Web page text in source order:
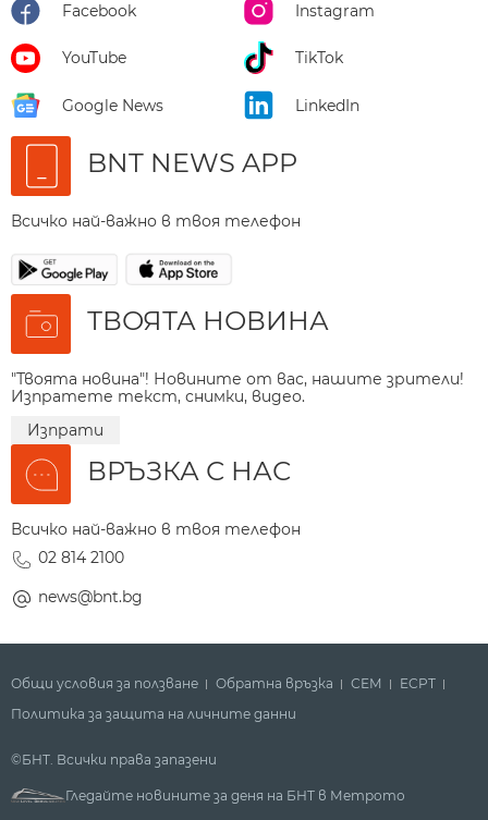
Facebook Instagram
YouTube TikTok
Google News LinkedIn
BNT NEWS APP
Всичко най-важно в твоя телефон
ТВОЯТА НОВИНА
"Твоята новина"! Новините от вас, нашите зрители!
Изпратете текст, снимки, видео.
Изпрати
ВРЪЗКА С НАС
Всичко най-важно в твоя телефон
02 814 2100
news@bnt.bg
Общи условия за ползване Обратна връзка СЕМ
ECPT
Политика за защита на личните данни
©БНТ. Всички права запазени
Гледайте новините за деня на БНТ в Метрото